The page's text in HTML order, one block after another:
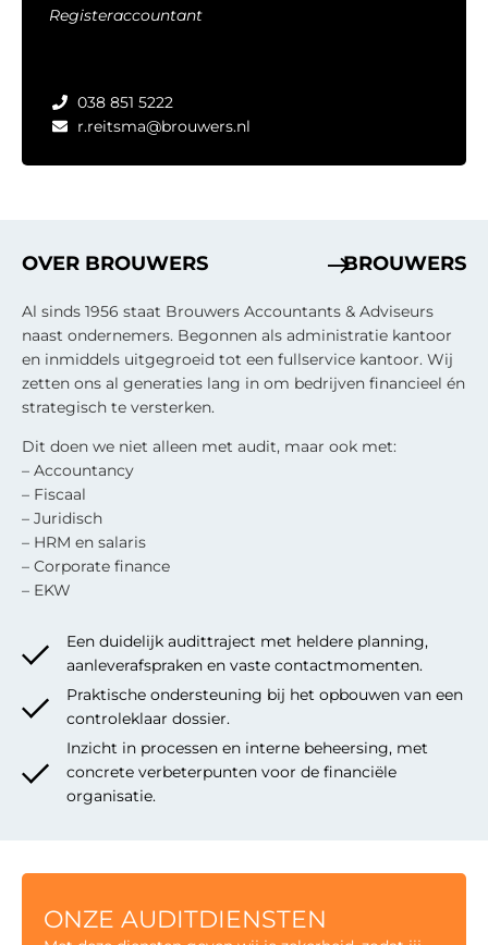
Registeraccountant
038 851 5222
r.reitsma@brouwers.nl
OVER BROUWERS BROUWERS
Al sinds 1956 staat Brouwers Accountants & Adviseurs
naast ondernemers. Begonnen als administratie kantoor
en inmiddels uitgegroeid tot een fullservice kantoor. Wij
zetten ons al generaties lang in om bedrijven financieel én
strategisch te versterken.
Dit doen we niet alleen met audit, maar ook met:
– Accountancy
– Fiscaal
– Juridisch
– HRM en salaris
– Corporate finance
– EKW
Een duidelijk audittraject met heldere planning,
aanleverafspraken en vaste contactmomenten.
Praktische ondersteuning bij het opbouwen van een
controleklaar dossier.
Inzicht in processen en interne beheersing, met
concrete verbeterpunten voor de financiële
organisatie.
ONZE AUDITDIENSTEN